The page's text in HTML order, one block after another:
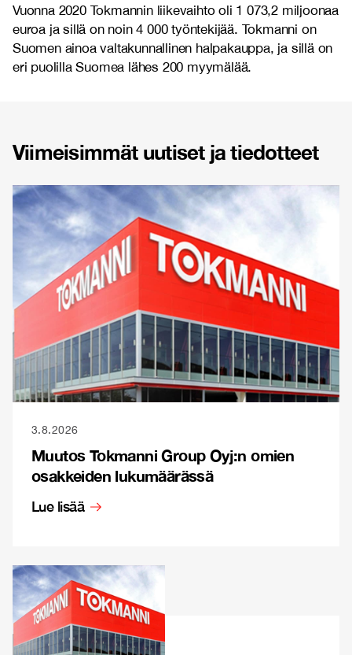
Vuonna 2020 Tokmannin liikevaihto oli 1 073,2 miljoonaa
euroa ja sillä on noin 4 000 työntekijää. Tokmanni on
Suomen ainoa valtakunnallinen halpakauppa, ja sillä on
eri puolilla Suomea lähes 200 myymälää.
Viimeisimmät uutiset ja tiedotteet
3.8.2026
Muutos Tokmanni Group Oyj:n omien
osakkeiden lukumäärässä
Lue lisää